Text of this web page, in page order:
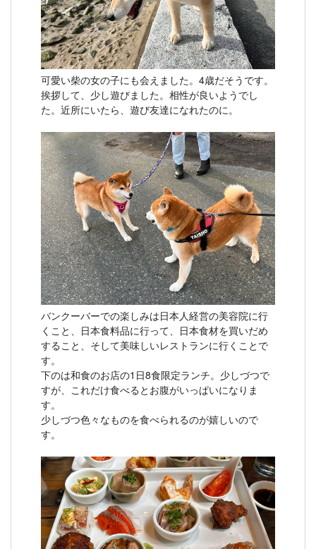
可愛い柴の女の子にも会えました。4歳だそうです。
挨拶して、少し遊びました。相性が良いようでし
た。近所にいたら、遊び友達になれたのに。
バンクーバーでの楽しみは日本人経営の美容院に行
くこと、日本食料品に行って、日本食材を買いだめ
すること、そして美味しいレストランに行くことで
す。
下のは和食のお店の1日8食限定ランチ。少しづつで
すが、これだけ食べるとお腹がいっぱいになりま
す。
少しづつ色々なものを食べられるのが嬉しいので
す。